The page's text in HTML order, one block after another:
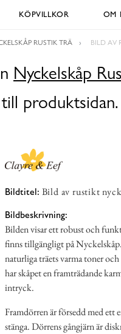
KÖPVILLKOR OM
RUSTIK TRÄ BILD AV
Nyckelskåp
produktsidan.
Bildtitel: Bild av rustikt
Bildbeskrivning:
Bilden visar ett robust och
finns tillgängligt på
naturliga träets varma toner
har skåpet en framträdande
intryck.
Framdörren är försedd med ett
stänga. Dörrens gångjärn är